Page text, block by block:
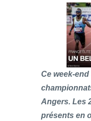
Ce week-
Angers. Les
présents en